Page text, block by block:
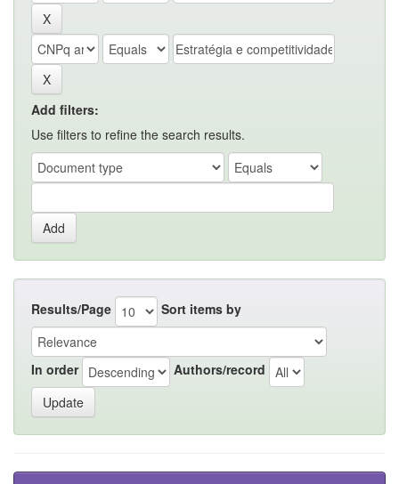
Add filters:
Use filters to refine the search results.
Results/Page Sort items by
In order Authors/record